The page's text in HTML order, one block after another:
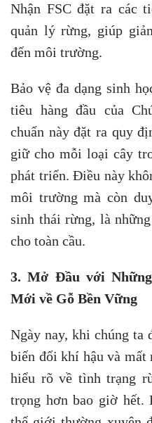
Nhận FSC đặt ra các
quản lý rừng, giúp
đến môi trường.
Bảo vệ đa dạng sinh
tiêu hàng đầu của
chuẩn này đặt ra quy
giữ cho mỗi loại cây
phát triển. Điều này
môi trường mà còn
sinh thái rừng, là
cho toàn cầu.
3. Mở Đầu với
Mới về Gỗ Bền Vững
Ngày nay, khi chúng ta
biến đổi khí hậu và mất
hiểu rõ về tình trạng
trọng hơn bao giờ